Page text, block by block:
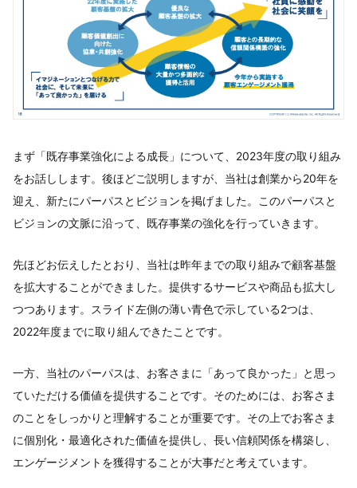
まず「既存事業強化による成長」について、2023年度の取り組み
をお話しします。後ほどご説明しますが、当社は創業から20年を
迎え、新たにパーパスとビジョンを掲げました。このパーパスと
ビジョンの文脈に沿って、既存事業の強化を行っていきます。
先ほどお伝えしたとおり、当社は昨年までの取り組みで顧客基盤
を拡大することができました。提供するサービスや商品も拡大し
つつあります。スライド左側の薄い青色で示している2つは、
2022年度までに取り組んできたことです。
一方、当社のパーパスは、お客さまに「あって良かった」と思っ
ていただける価値を提供することです。そのためには、お客さま
のことをしっかりと理解することが重要です。その上でお客さま
に個別化・最適化された価値を提供し、長い信頼関係を構築し、
エンゲージメントを獲得することが大事だと考えています。